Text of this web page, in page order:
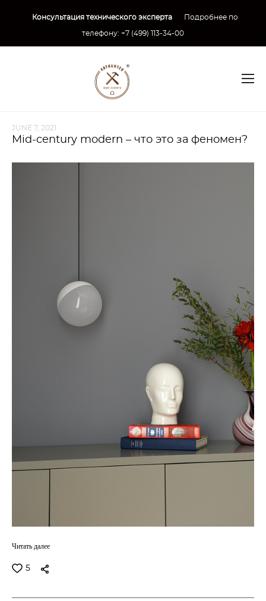
Консультация технического эксперта Подробнее по
телефону: +7 (499) 113-34-00
Mid-century modern – что это за феномен?
JUNE 7, 2021
Читать далее
5